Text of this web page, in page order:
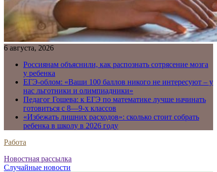
6 августа, 2026
Россиянам объяснили, как распознать сотрясение мозга
у ребенка
ЕГЭ-облом: «Ваши 100 баллов никого не интересуют – у
нас льготники и олимпиадники»
Педагог Гошева: к ЕГЭ по математике лучше начинать
готовиться с 8—9-х классов
«Избежать лишних расходов»: сколько стоит собрать
ребенка в школу в 2026 году
Работа
Новостная рассылка
Случайные новости